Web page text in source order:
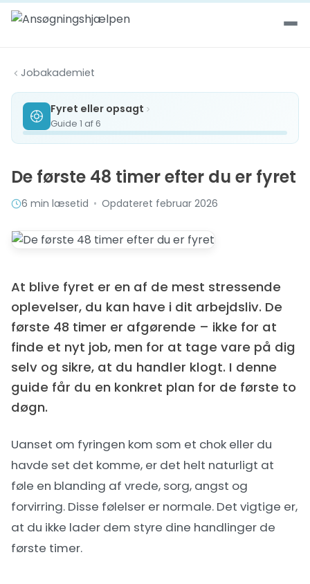
Spring til indhold
Jobakademiet
Fyret eller opsagt
Guide 1 af 6
De første 48 timer efter du er fyret
6 min læsetid • Opdateret februar 2026
At blive fyret er en af de mest stressende
oplevelser, du kan have i dit arbejdsliv. De
første 48 timer er afgørende – ikke for at
finde et nyt job, men for at tage vare på dig
selv og sikre, at du handler klogt. I denne
guide får du en konkret plan for de første to
døgn.
Uanset om fyringen kom som et chok eller du
havde set det komme, er det helt naturligt at
føle en blanding af vrede, sorg, angst og
forvirring. Disse følelser er normale. Det vigtige er,
at du ikke lader dem styre dine handlinger de
første timer.